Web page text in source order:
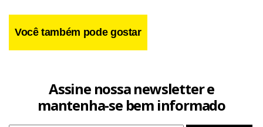
Você também pode gostar
Assine nossa newsletter e
mantenha-se bem informado